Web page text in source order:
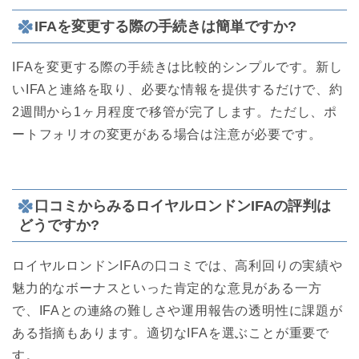
IFAを変更する際の手続きは簡単ですか?
IFAを変更する際の手続きは比較的シンプルです。新し
いIFAと連絡を取り、必要な情報を提供するだけで、約
2週間から1ヶ月程度で移管が完了します。ただし、ポ
ートフォリオの変更がある場合は注意が必要です。
口コミからみるロイヤルロンドンIFAの評判は
どうですか?
ロイヤルロンドンIFAの口コミでは、高利回りの実績や
魅力的なボーナスといった肯定的な意見がある一方
で、IFAとの連絡の難しさや運用報告の透明性に課題が
ある指摘もあります。適切なIFAを選ぶことが重要で
す。